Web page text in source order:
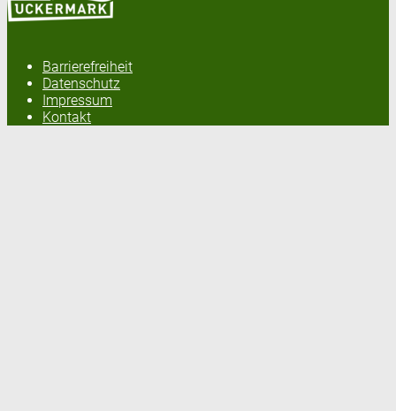
Barrierefreiheit
Datenschutz
Impressum
Kontakt